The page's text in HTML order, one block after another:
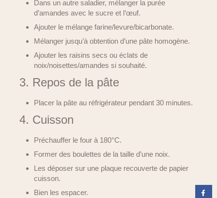
Dans un autre saladier, mélanger la purée
d’amandes avec le sucre et l’œuf.
Ajouter le mélange farine/levure/bicarbonate.
Mélanger jusqu’à obtention d’une pâte homogène.
Ajouter les raisins secs ou éclats de
noix/noisettes/amandes si souhaité.
3. Repos de la pâte
Placer la pâte au réfrigérateur pendant 30 minutes.
4. Cuisson
Préchauffer le four à 180°C.
Former des boulettes de la taille d’une noix.
Les déposer sur une plaque recouverte de papier
cuisson.
Bien les espacer.